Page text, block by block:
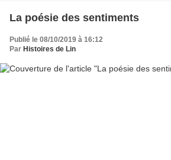
La poésie des sentiments
Publié le 08/10/2019 à 16:12
Par Histoires de Lin